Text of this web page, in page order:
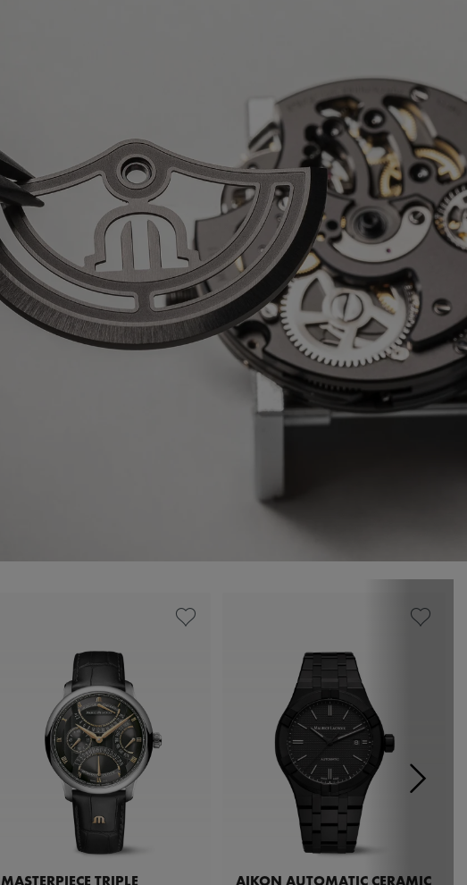
MASTERPIECE TRIPLE
AIKON AUTOMATIC CERAMIC